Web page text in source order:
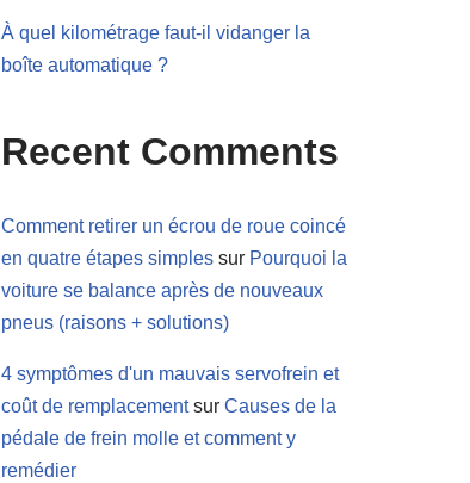
À quel kilométrage faut-il vidanger la
boîte automatique ?
Recent Comments
Comment retirer un écrou de roue coincé
en quatre étapes simples sur Pourquoi la
voiture se balance après de nouveaux
pneus (raisons + solutions)
4 symptômes d'un mauvais servofrein et
coût de remplacementsur Causes de la
pédale de frein molle et comment y
remédier